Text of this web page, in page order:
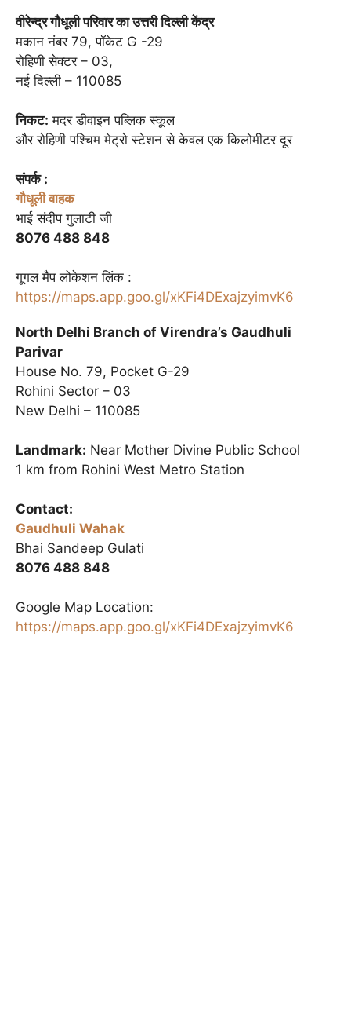
वीरेन्द्र गौधूली परिवार का उत्तरी दिल्ली केंद्र
मकान नंबर 79, पॉकेट G -29
रोहिणी सेक्टर – 03,
नई दिल्ली – 110085
निकट: मदर डीवाइन पब्लिक स्कूल
और रोहिणी पश्चिम मेट्रो स्टेशन से केवल एक किलोमीटर दूर
संपर्क :
गौधूली वाहक
भाई संदीप गुलाटी जी
8076 488 848
गूगल मैप लोकेशन लिंक :
https://maps.app.goo.gl/xKFi4DExajzyimvK6
North Delhi Branch of Virendra’s Gaudhuli
Parivar
House No. 79, Pocket G-29
Rohini Sector – 03
New Delhi – 110085
Landmark: Near Mother Divine Public School
1 km from Rohini West Metro Station
Contact:
Gaudhuli Wahak
Bhai Sandeep Gulati
8076 488 848
Google Map Location:
https://maps.app.goo.gl/xKFi4DExajzyimvK6